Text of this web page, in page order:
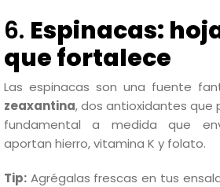
6. Espinacas:
que fortalece
Las espinacas son una fuente
zeaxantina, dos antioxidantes que
fundamental a medida que
aportan hierro, vitamina K y folato.
Tip: Agrégalas frescas en tus